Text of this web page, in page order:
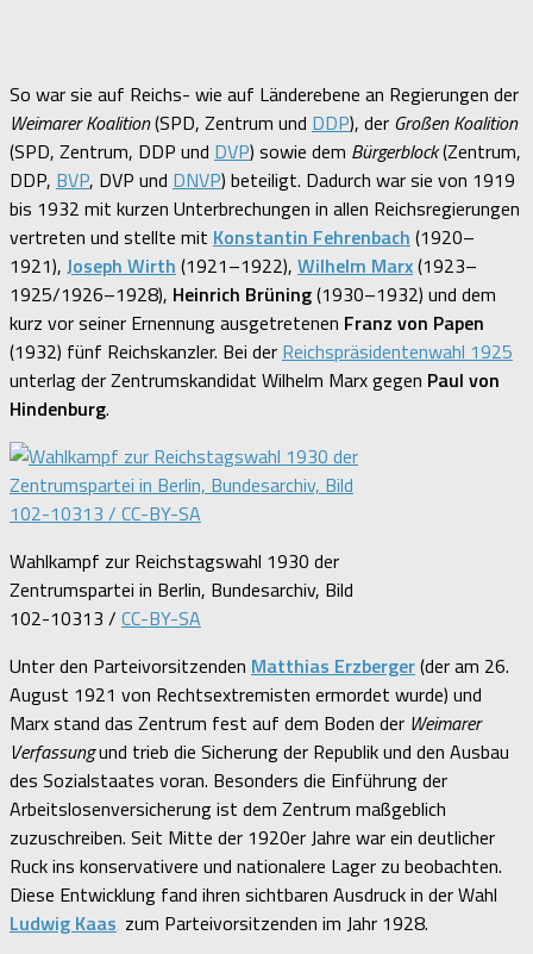
So war sie auf Reichs- wie auf Länderebene an Regierungen der
Weimarer Koalition(SPD, Zentrum und DDP), der Großen Koalition
(SPD, Zentrum, DDP und DVP) sowie dem Bürgerblock(Zentrum,
DDP, BVP, DVP und DNVP) beteiligt. Dadurch war sie von 1919
bis 1932 mit kurzen Unterbrechungen in allen Reichsregierungen
vertreten und stellte mit Konstantin Fehrenbach (1920–
1921), Joseph Wirth (1921–1922), Wilhelm Marx(1923–
1925/1926–1928), Heinrich Brüning(1930–1932) und dem
kurz vor seiner Ernennung ausgetretenen Franz von Papen
(1932) fünf Reichskanzler. Bei der Reichspräsidentenwahl 1925
unterlag der Zentrumskandidat Wilhelm Marx gegen Paul von
Hindenburg.
Wahlkampf zur Reichstagswahl 1930 der
Zentrumspartei in Berlin, Bundesarchiv, Bild
102-10313 / CC-BY-SA
Unter den Parteivorsitzenden Matthias Erzberger(der am 26.
August 1921 von Rechtsextremisten ermordet wurde) und
Marx stand das Zentrum fest auf dem Boden der Weimarer
Verfassungund trieb die Sicherung der Republik und den Ausbau
des Sozialstaates voran. Besonders die Einführung der
Arbeitslosenversicherung ist dem Zentrum maßgeblich
zuzuschreiben. Seit Mitte der 1920er Jahre war ein deutlicher
Ruck ins konservativere und nationalere Lager zu beobachten.
Diese Entwicklung fand ihren sichtbaren Ausdruck in der Wahl
Ludwig Kaas‚ zum Parteivorsitzenden im Jahr 1928.